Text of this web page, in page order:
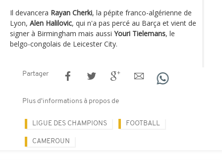
Il devancera Rayan Cherki, la pépite franco-algérienne de
Lyon, Alen Halilovic, qui n'a pas percé au Barça et vient de
signer à Birmingham mais aussi Youri Tielemans, le
belgo-congolais de Leicester City.
Partager
Plus d'informations à propos de
LIGUE DES CHAMPIONS FOOTBALL
CAMEROUN